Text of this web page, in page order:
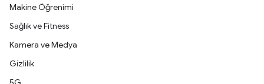
Makine Öğrenimi
Sağlık ve Fitness
Kamera ve Medya
Gizlilik